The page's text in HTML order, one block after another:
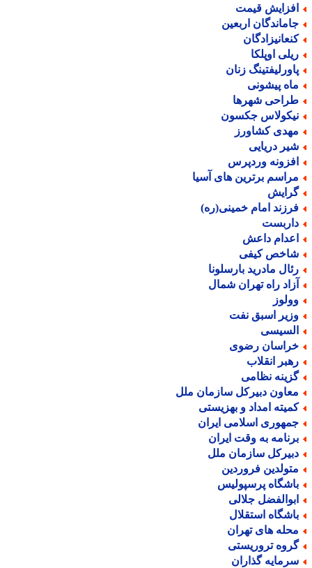
قیمت
اربعین
اوپلکا
زنان
پیشونی
شهرها
جکسون
کشاورز
دریایی
وردپرس
برترین های آسیا
امام خمینی(ره)
داعش
کیفی
مادرید بارسلونا
راه تهران شمال
اسبق نفت
رضوی
انقلاب
نظامی
دبیرکل سازمان ملل
امداد و بهزیستی
اسلامی ایران
به وقت ایران
سازمان ملل
فروردین
پرسپولیس
جلالی
استقلال
های تهران
تروریستی
گذاران